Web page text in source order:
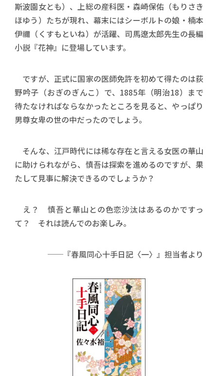
斯波園女とも）、上総の産科医・森崎保佑（もりさき
ほゆう）たちが現れ、幕末にはシーボルトの娘・楠本
伊禰（くすもといね）が活躍、司馬遼太郎先生の長編
小説『花神』に登場しています。
ですが、正式に国家の医師免許を初めて得たのは荻
野吟子（おぎのぎんこ）で、1885年（明治18）まで
待たなければならなかったところを見ると、やっぱり
男尊女卑の世の中だったのでしょう。
そんな、江戸時代には稀な存在と言える女医の華山
に助けられながら、慎吾は探索を進めるのですが、果
たして見事に解決できるのでしょうか？
え？ 慎吾と華山との色恋沙汰はあるのかですっ
て？ それは読んでのお楽しみ。
──『春風同心十手日記〈一〉』担当者より